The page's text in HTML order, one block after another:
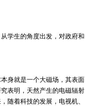
学生的角度出发，对政府和
身就是一个大磁场，其表面
表明，天然产生的电磁辐射
随着科技的发展，电视机、